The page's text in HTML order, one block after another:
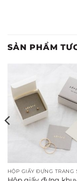
SẢN PHẨM
HỘP GIẤY ĐỰNG TRANG